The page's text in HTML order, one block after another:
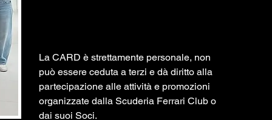
La CARD è strettamente personale, non
può essere ceduta a terzi e dà diritto alla
partecipazione alle attività e promozioni
organizzate dalla Scuderia Ferrari Club o
dai suoi Soci.